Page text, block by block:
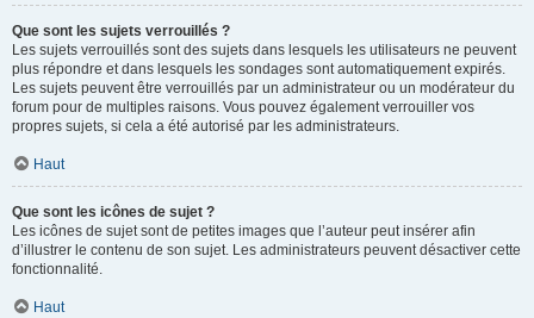
Que sont les sujets verrouillés ?
Les sujets verrouillés sont des sujets dans lesquels les utilisateurs ne peuvent
plus répondre et dans lesquels les sondages sont automatiquement expirés.
Les sujets peuvent être verrouillés par un administrateur ou un modérateur du
forum pour de multiples raisons. Vous pouvez également verrouiller vos
propres sujets, si cela a été autorisé par les administrateurs.
Haut
Que sont les icônes de sujet ?
Les icônes de sujet sont de petites images que l’auteur peut insérer afin
d’illustrer le contenu de son sujet. Les administrateurs peuvent désactiver cette
fonctionnalité.
Haut